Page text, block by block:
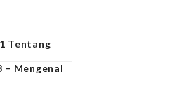
Tentang
– Mengenal